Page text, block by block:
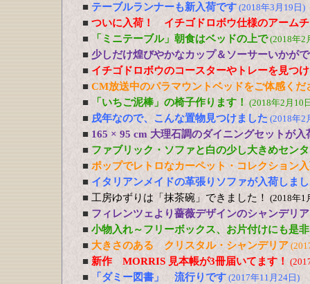
■ テーブルランナーも新入荷です (2018年3月19日)
■ ついに入荷！ イチゴドロボウ仕様のアーム
■
「ミニテーブル」朝食はベッドの上で(2018年2
■ 少しだけ煌びやかなカップ＆ソーサーいかが
■ イチゴドロボウのコースターやトレーを見つ
■ CM放送中のパラマウントベッドをご体感くだ
■
「いちご泥棒」の椅子作ります！ (2018年2月10
■ 戌年なので、こんな置物見つけました (2018年2
■ 165 × 95 cm 大理石調のダイニングセットが入
■ ファブリック・ソファと白の少し大きめセン
■ ポップでレトロなカーペット・コレクション
■ イタリアンメイドの革張りソファが入荷しま
■ 工房ゆずりは「抹茶碗」できました！ (2018年1
■ フィレンツェより薔薇デザインのシャンデリア
■ 小物入れ～フリーボックス、お片付けにも是
■ 大きさのある クリスタル・シャンデリア
■ 新作 MORRIS 見本帳が3冊届いてます！
■ 「ダミー図書」 流行りです (2017年11月24日)